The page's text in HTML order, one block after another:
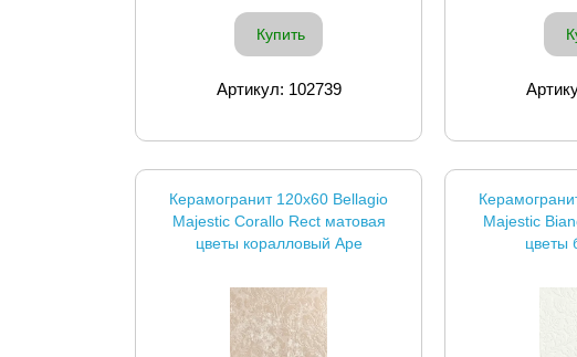
Купить
Артикул: 102739
Керамогранит 120x60 Bellagio
Majestic Corallo Rect матовая
цветы коралловый Ape
Majestic
цветы